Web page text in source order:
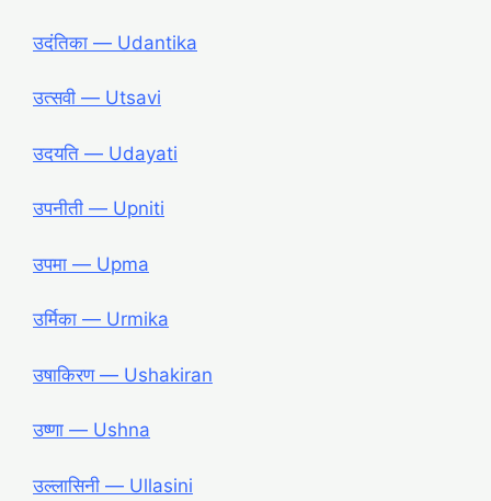
उदंतिका ― Udantika
उत्सवी ― Utsavi
उदयति ― Udayati
उपनीती ― Upniti
उपमा ― Upma
उर्मिका ― Urmika
उषाकिरण ― Ushakiran
उष्णा ― Ushna
उल्लासिनी ― Ullasini